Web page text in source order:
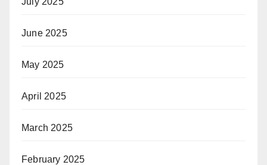
June 2025
May 2025
April 2025
March 2025
February 2025